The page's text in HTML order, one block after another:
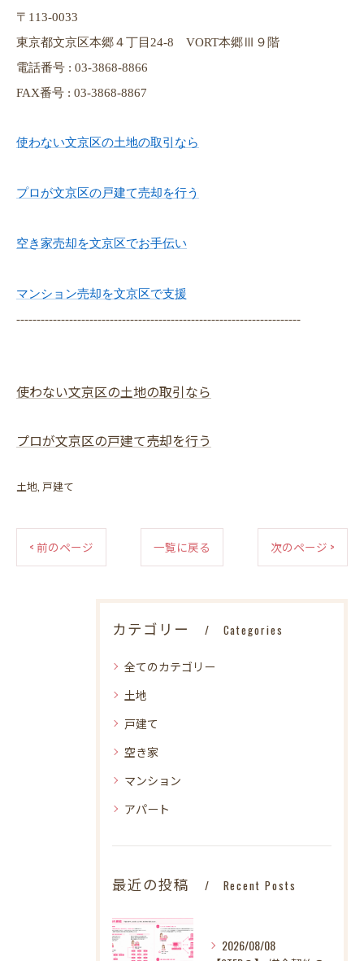
〒113-0033
東京都文京区本郷４丁目24-8 VORT本郷Ⅲ９階
電話番号 : 03-3868-8866
FAX番号 : 03-3868-8867
使わない文京区の土地の取引なら
プロが文京区の戸建て売却を行う
空き家売却を文京区でお手伝い
マンション売却を文京区で支援
----------------------------------------------------------------------
使わない文京区の土地の取引なら
プロが文京区の戸建て売却を行う
土地 戸建て
< 前のページ 一覧に戻る 次のページ >
カテゴリー Categories
全てのカテゴリー
土地
戸建て
空き家
マンション
アパート
最近の投稿 Recent Posts
2026/08/08